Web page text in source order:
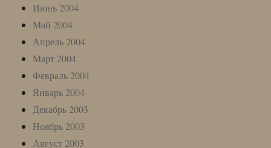
Июнь 2004
Май 2004
Апрель 2004
Март 2004
Февраль 2004
Январь 2004
Декабрь 2003
Ноябрь 2003
Август 2003